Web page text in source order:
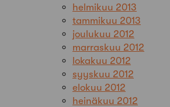
helmikuu 2013
tammikuu 2013
joulukuu 2012
marraskuu 2012
lokakuu 2012
syyskuu 2012
elokuu 2012
heinäkuu 2012